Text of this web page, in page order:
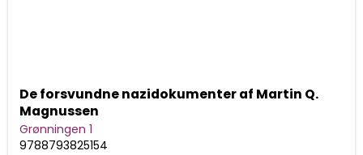
De forsvundne nazidokumenter af Martin Q.
Magnussen
Grønningen 1
9788793825154